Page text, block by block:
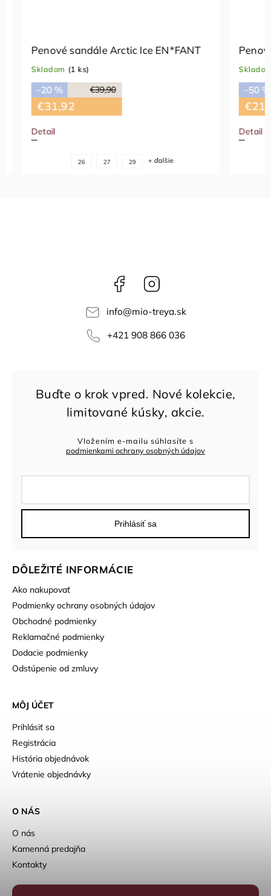
Penové sandále Arctic Ice EN*FANT
Skladom (1 ks)
€39,90
–20 %
€31,92
Detail
+ ďalšie
Skladom
–50 %
Detail
Facebook
info@mio-treya.sk
+421 908 866 036
DÔLEŽITÉ INFORMÁCIE
Ako nakupovať
Podmienky ochrany osobných údajov
Obchodné podmienky
Reklamačné podmienky
Dodacie podmienky
Odstúpenie od zmluvy
MÔJ ÚČET
Prihlásiť sa
Registrácia
História objednávok
Vrátenie objednávky
Vložením e-mailu súhlasíte s
podmienkami ochrany osobných údajov
Prihlásiť sa
O NÁS
O nás
Kamenná predajňa
Kontakty